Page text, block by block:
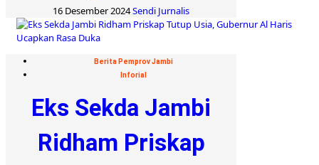
16 Desember 2024Sendi Jurnalis
Berita Pemprov Jambi
Inforial
Eks Sekda Jambi
Ridham Priskap